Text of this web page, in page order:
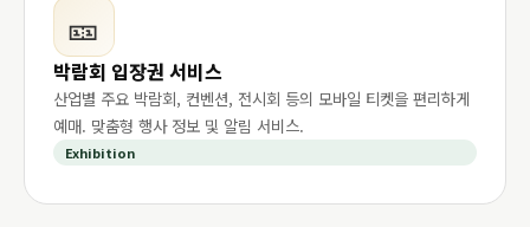
🎫
박람회 입장권 서비스
산업별 주요 박람회, 컨벤션, 전시회 등의 모바일 티켓을 편리하게
예매. 맞춤형 행사 정보 및 알림 서비스.
Exhibition